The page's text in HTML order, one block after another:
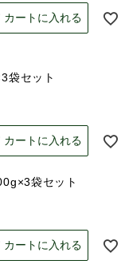
カートに入れる
袋セット
カートに入れる
袋セット
カートに入れる